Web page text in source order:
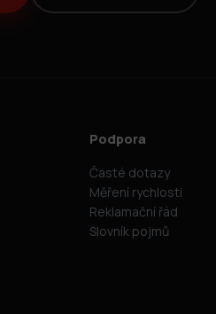
Podpora
Časté dotazy
Měření rychlosti
Reklamační řád
Slovník pojmů